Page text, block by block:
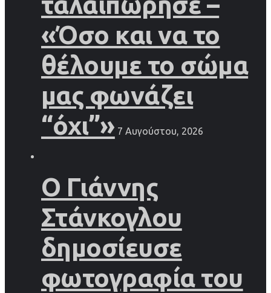
«Όσο και να το
θέλουμε το σώμα
μας φωνάζει
“όχι”» 7 Αυγούστου, 2026
Ο Γιάννης
Στάνκογλου
δημοσίευσε
φωτογραφία του